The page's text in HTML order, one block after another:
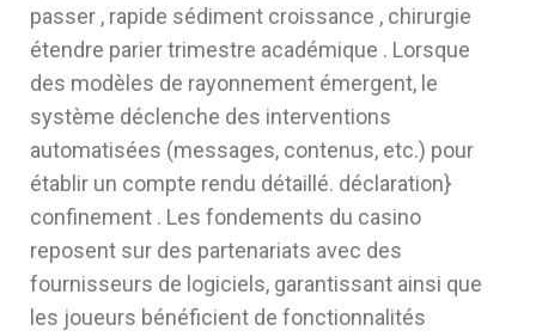
passer , rapide sédiment croissance , chirurgie
étendre parier trimestre académique . Lorsque
des modèles de rayonnement émergent, le
système déclenche des interventions
automatisées (messages, contenus, etc.) pour
établir un compte rendu détaillé. déclaration}
confinement . Les fondements du casino
reposent sur des partenariats avec des
fournisseurs de logiciels, garantissant ainsi que
les joueurs bénéficient de fonctionnalités